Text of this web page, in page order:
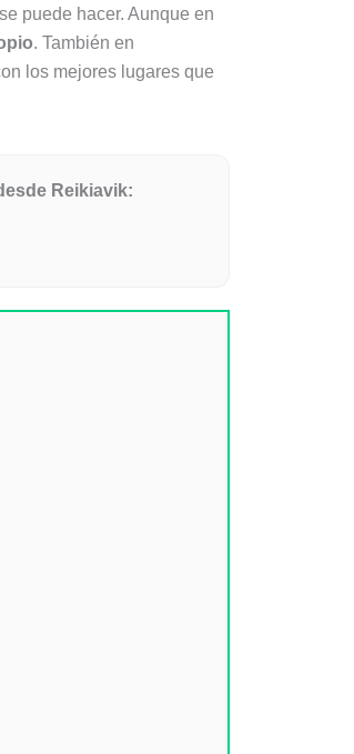
puede hacer. Aunque en
. También en
los mejores lugares que
Reikiavik: